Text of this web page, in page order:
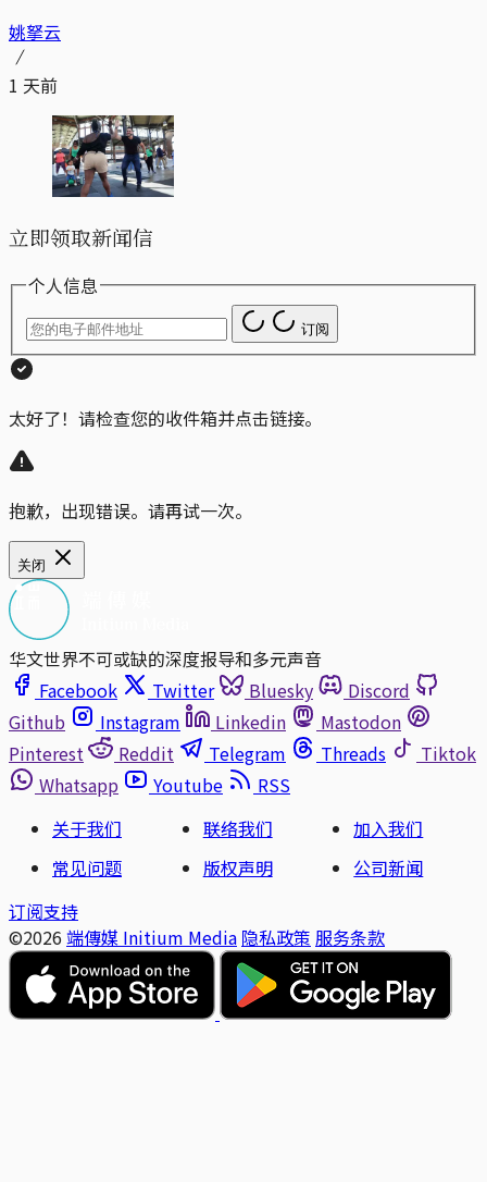
姚拏云
1 天前
立即领取新闻信
个人信息
订阅
太好了！请检查您的收件箱并点击链接。
抱歉，出现错误。请再试一次。
关闭
华文世界不可或缺的深度报导和多元声音
Facebook
Twitter Bluesky
Discord
Github
Instagram Linkedin
Mastodon
Pinterest
Reddit Telegram Threads
Tiktok
Whatsapp
Youtube
RSS
关于我们
联络我们
加入我们
常见问题
版权声明
公司新闻
订阅支持
©2026 端傳媒 Initium Media 隐私政策 服务条款